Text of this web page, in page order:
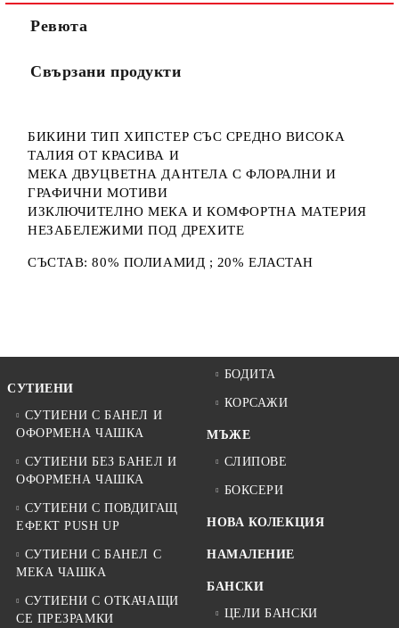
Ревюта
Свързани продукти
БИКИНИ ТИП ХИПСТЕР СЪС СРЕДНО ВИСОКА
ТАЛИЯ ОТ КРАСИВА И
МЕКА ДВУЦВЕТНА ДАНТЕЛА С ФЛОРАЛНИ И
ГРАФИЧНИ МОТИВИ
ИЗКЛЮЧИТЕЛНО МЕКА И КОМФОРТНА МАТЕРИЯ
НЕЗАБЕЛЕЖИМИ ПОД ДРЕХИТЕ
СЪСТАВ: 80% ПОЛИАМИД ; 20% ЕЛАСТАН
СУТИЕНИ
СУТИЕНИ С БАНЕЛ И
ОФОРМЕНА ЧАШКА
СУТИЕНИ БЕЗ БАНЕЛ И
ОФОРМЕНА ЧАШКА
СУТИЕНИ С ПОВДИГАЩ
ЕФЕКТ PUSH UP
СУТИЕНИ С БАНЕЛ С
МЕКА ЧАШКА
СУТИЕНИ С ОТКАЧАЩИ
СЕ ПРЕЗРАМКИ
БОДИТА
КОРСАЖИ
МЪЖЕ
СЛИПОВЕ
БОКСЕРИ
НОВА КОЛЕКЦИЯ
НАМАЛЕНИЕ
БАНСКИ
ЦЕЛИ БАНСКИ